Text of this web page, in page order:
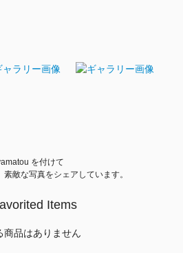
を付けて
敵な写真をシェアしています。
Items
商品はありません